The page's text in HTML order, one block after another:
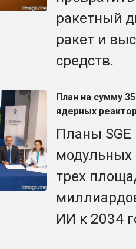
ракетный
ракет и
средств.
План на сумму
ядерных
Планы
модульных
трех
ИИ к 2034